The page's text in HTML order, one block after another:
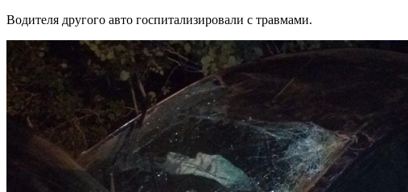
Водителя другого авто госпитализировали с травмами.